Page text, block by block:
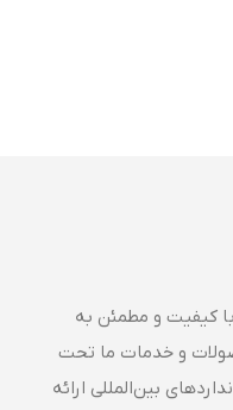
و مطمئن به
و خدمات ما تحت
بین‌المللی ارائه